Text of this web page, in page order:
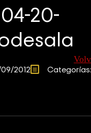
20-
2012 Categorías: